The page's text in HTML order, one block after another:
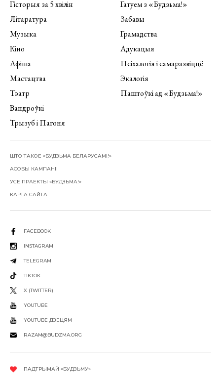
Гісторыя за 5 хвілін
Літаратура
Музыка
Кіно
Афіша
Мастацтва
Тэатр
Вандроўкі
Трызуб і Пагоня
Гатуем з «Будзьма!»
Забавы
Грамадства
Адукацыя
Псіхалогія і самаразвіццё
Экалогія
Паштоўкі ад «Будзьма!»
ШТО ТАКОЕ «БУДЗЬМА БЕЛАРУСАМІ!»
АСОБЫ КАМПАНІІ
УСЕ ПРАЕКТЫ «БУДЗЬМА!»
КАРТА САЙТА
FACEBOOK
INSTAGRAM
TELEGRAM
TIKTOK
X (TWITTER)
YOUTUBE
YOUTUBE ДЗЕЦЯМ
RAZAM@BUDZMA.ORG
ПАДТРЫМАЙ «БУДЗЬМУ»